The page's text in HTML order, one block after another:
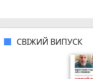
СВІЖИЙ ВИПУСК